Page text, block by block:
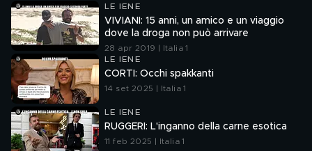
LE IENE
VIVIANI: 15 anni, un amico e un viaggio
dove la droga non può arrivare
28 apr 2019 | Italia 1
LE IENE
CORTI: Occhi spakkanti
14 set 2025 | Italia 1
LE IENE
RUGGERI: L'inganno della carne esotica
11 feb 2025 | Italia 1